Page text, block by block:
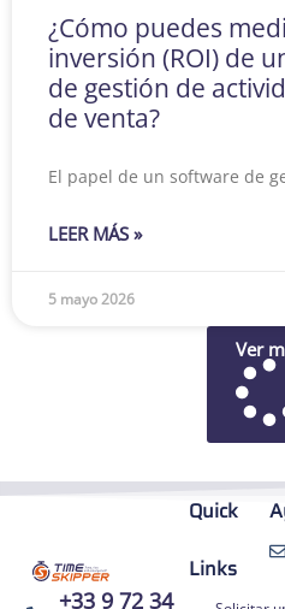
¿Cómo puedes
inversión (ROI) de
de gestión de
de venta?
El papel de un software de
LEER MÁS »
5 mayo 2026
Ver
+33 9 72 34
Quick
Links